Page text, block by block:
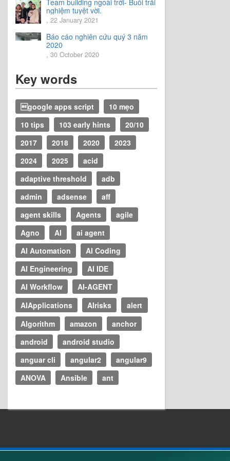
nghiệm tuyệt vời.
, 22 January 2021
Báo cáo nghiên cứu quý 3 năm
2020
, 30 October 2020
Key words
google apps script
10 mẹo
10 tips
103 early hints
20/10
2017
2018 2020
2023
2024
2025
acid
adaptive threshold
adb
admin
adsense
aff
agent skills
Agents
agile
Agno
AI
ai agent
AI Automation
AI Coding
AI Engineering
AI IDE
AI Workflow
AI-AGENT
AIApplications
AIrisks
alert
Algorithm
amazon
anchor
android
android studio
anguar cli
angular2
angular9
ANOVA
Ansible ant